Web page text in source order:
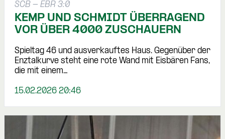
SCB - EBR 3:0
KEMP UND SCHMIDT ÜBERRAGEND
VOR ÜBER 4000 ZUSCHAUERN
Spieltag 46 und ausverkauftes Haus. Gegenüber der
Enztalkurve steht eine rote Wand mit Eisbären Fans,
die mit einem…
15.02.2026 20:46